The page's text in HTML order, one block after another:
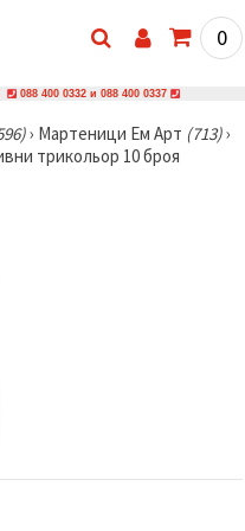
0
088 400 0332 и 088 400 0337
› Мартеници Ем Арт (713)›
трикольор 10 броя